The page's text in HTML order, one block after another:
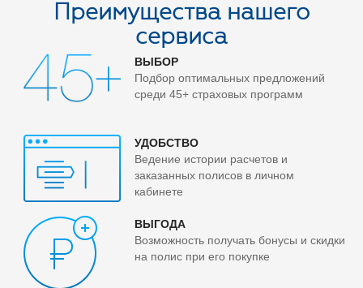
Преимущества нашего
сервиса
ВЫБОР
Подбор оптимальных предложений
среди 45+ страховых программ
УДОБСТВО
Ведение истории расчетов и
заказанных полисов в личном
кабинете
ВЫГОДА
Возможность получать бонусы и скидки
на полис при его покупке